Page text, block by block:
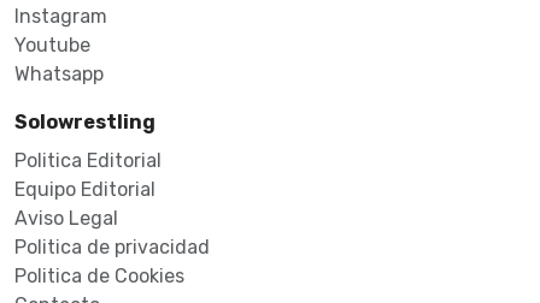
Instagram
Youtube
Whatsapp
Solowrestling
Politica Editorial
Equipo Editorial
Aviso Legal
Politica de privacidad
Politica de Cookies